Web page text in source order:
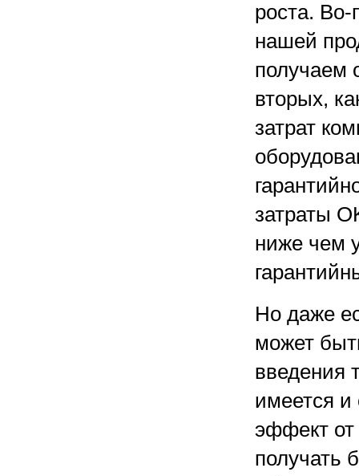
роста.
нашей
получаем
вторых,
затрат
затраты
ниже чем
Но даже
может
введения
имеется
эффект
получать